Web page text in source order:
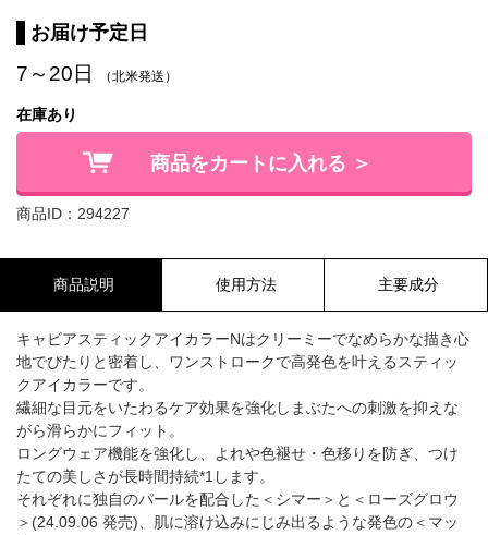
お届け予定日
7～20日 （北米発送）
在庫あり
商品をカートに入れる ＞
商品ID：294227
商品説明 使用方法 主要成分
キャビアスティックアイカラーNはクリーミーでなめらかな描き心
地でぴたりと密着し、ワンストロークで高発色を叶えるスティッ
クアイカラーです。
繊細な目元をいたわるケア効果を強化しまぶたへの刺激を抑えな
がら滑らかにフィット。
ロングウェア機能を強化し、よれや色褪せ・色移りを防ぎ、つけ
たての美しさが長時間持続*1します。
それぞれに独自のパールを配合した＜シマー＞と＜ローズグロウ
＞(24.09.06 発売)、肌に溶け込みにじみ出るような発色の＜マッ